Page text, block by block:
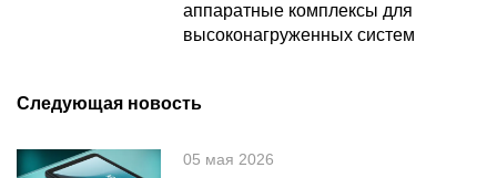
аппаратные комплексы для
высоконагруженных систем
Следующая новость
05 мая 2026